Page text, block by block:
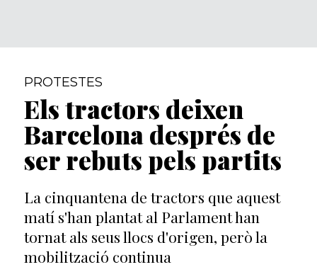
PROTESTES
Els tractors deixen
Barcelona després de
ser rebuts pels partits
La cinquantena de tractors que aquest
matí s'han plantat al Parlament han
tornat als seus llocs d'origen, però la
mobilització continua